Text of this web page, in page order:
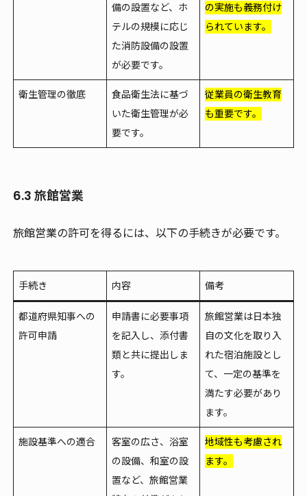
備の設置など、ホ
テルの規模に応じ
た消防設備の設置
が必要です。
の実施も義務付け
られています。
衛生管理の徹底
食品衛生法に基づ
いた衛生管理が必
要です。
従業員の衛生教育
も重要です。
6.3 旅館営業
旅館営業の許可を得るには、以下の手続きが必要です。
手続き 内容 備考
都道府県知事への
許可申請
申請書に必要事項
を記入し、添付書
類と共に提出しま
す。
旅館営業は日本独
自の文化を取り入
れた宿泊施設とし
て、一定の基準を
満たす必要があり
ます。
施設基準への適合
客室の広さ、浴室
の設備、和室の設
置など、旅館営業
地域性も考慮され
ます。